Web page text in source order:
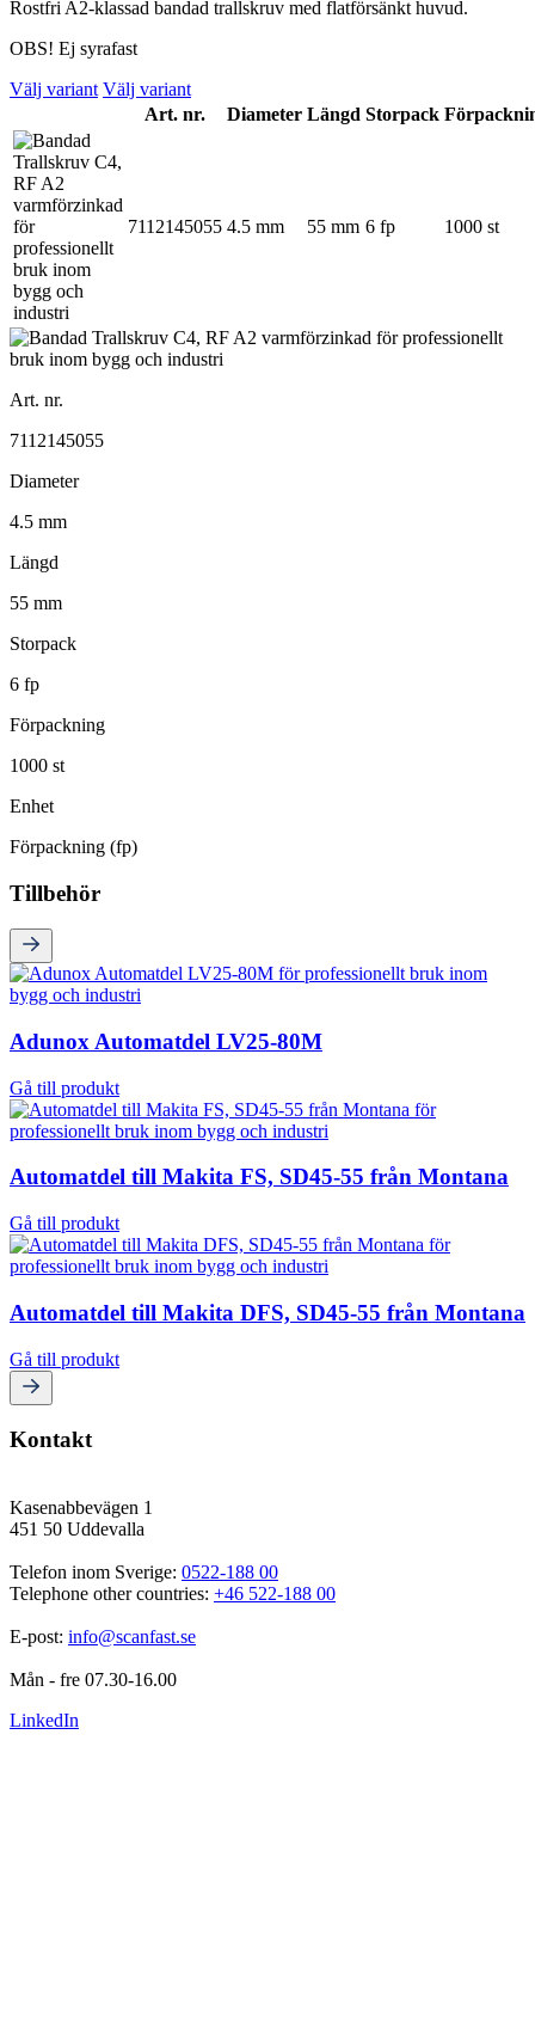
Rostfri A2-klassad bandad trallskruv med flatförsänkt huvud.
OBS! Ej syrafast
Välj variant Välj variant
Art. nr.
Diameter Längd Storpack
7112145055 4.5 mm 55 mm 6 fp 1000 st
Art. nr.
7112145055
Diameter
4.5 mm
Längd
55 mm
Storpack
6 fp
Förpackning
1000 st
Enhet
Förpackning (fp)
Tillbehör
Adunox Automatdel LV25-80M
Gå till produkt
Automatdel till Makita FS, SD45-55 från Montana
Gå till produkt
Automatdel till Makita DFS, SD45-55 från Montana
Gå till produkt
Kontakt
Kasenabbevägen 1
451 50 Uddevalla
Telefon inom Sverige: 0522-188 00
Telephone other countries: +46 522-188 00
E-post: info@scanfast.se
Mån - fre 07.30-16.00
LinkedIn